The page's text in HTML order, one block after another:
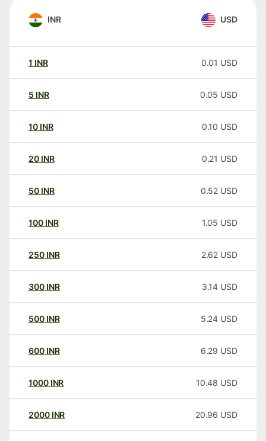
INR USD
1 INR 0.01 USD
5 INR 0.05 USD
10 INR 0.10 USD
20 INR 0.21 USD
50 INR 0.52 USD
100 INR 1.05 USD
250 INR 2.62 USD
300 INR 3.14 USD
500 INR 5.24 USD
600 INR 6.29 USD
1000 INR 10.48 USD
2000 INR 20.96 USD